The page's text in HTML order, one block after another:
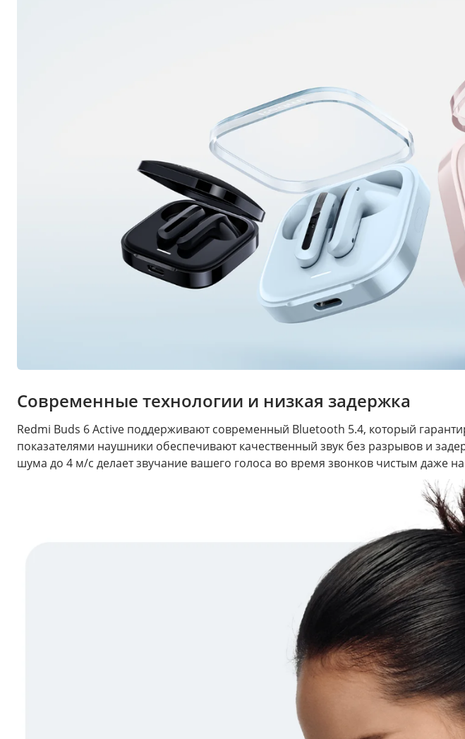
Современные технологии и низкая задержка
Redmi Buds 6 Active поддерживают современный Bluetooth 5.4, который
показателями наушники обеспечивают качественный звук без разрывов и
шума до 4 м/с делает звучание вашего голоса во время звонков чистым даже